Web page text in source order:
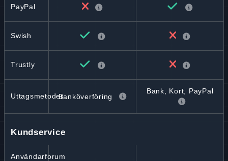
PayPal
Swish
Trustly
UttagsmetoderBanköverföring
Bank, Kort, PayPal
Kundservice
Användarforum